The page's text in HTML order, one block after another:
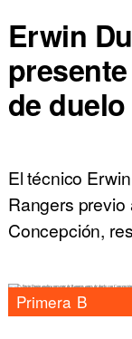
Erwin
de
El técnico
Rangers
Concepción,
Primera B